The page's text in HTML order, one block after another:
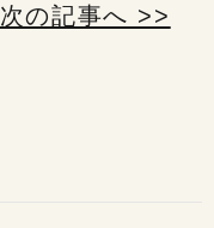
次の記事へ >>